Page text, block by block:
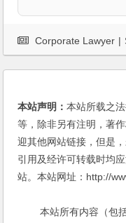
Corporate Lawyer |
本站声明：本站所载之
等，除非另有注明，著
迎其他网站链接，但是
引用及经许可转载时均
站。本站网址：http://
本站所有内容（包括